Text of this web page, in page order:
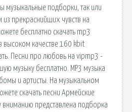
музыкальные подборки, так или
из прекраснийших чувств на
бесплатно скачать mp3
качестве 160 kbit
Песни про любовь на vipmp3 -
музыку бесплатно. MP3 музыка
и артисты. На музыкальном
скачать песни Армейские
вниманию представлена подборка